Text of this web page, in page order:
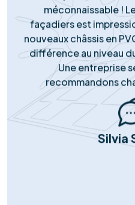
toutes vos questions,
assurer le monitoring de
Notre
Portefeuille de